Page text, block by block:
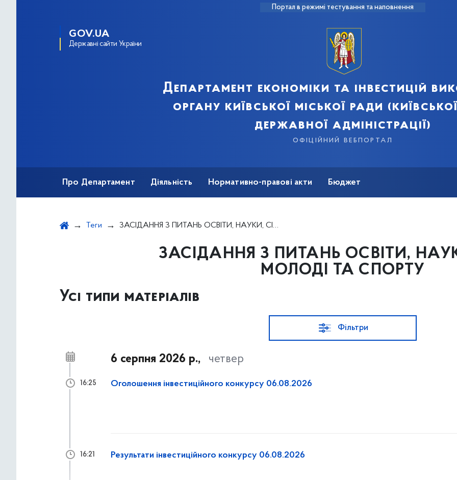
Портал в режимі тестування та наповнення
GOV.UA
Державні сайти України
Департамент економіки та інвестицій
органу київської міської ради
державної адміністрації)
офіційний вебпортал
Про Департамент Діяльність Нормативно-правові акти Бюджет
Теги ЗАСІДАННЯ З ПИТАНЬ ОСВІТИ, НАУКИ, СІМ’Ї, МОЛОДІ ТА СПОРТУ
ЗАСІДАННЯ З ПИТАНЬ ОСВІТИ,
МОЛОДІ ТА СПОРТУ
Усі типи матеріалів
Фільтри
6 серпня 2026 р., четвер
Оголошення інвестиційного конкурсу 06.08.2026
16:25
Результати інвестиційного конкурсу 06.08.2026
16:21